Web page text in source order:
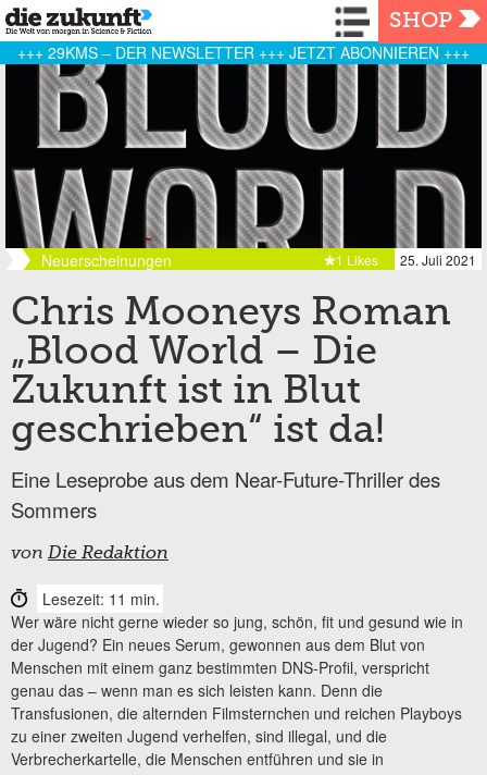
Navigation
SHOP
+++ 29KMS – DER NEWSLETTER +++ JETZT ABONNIEREN +++
Neuerscheinungen 25. Juli 2021
1 Likes
Chris Mooneys Roman
„Blood World – Die
Zukunft ist in Blut
geschrieben“ ist da!
Eine Leseprobe aus dem Near-Future-Thriller des
Sommers
von Die Redaktion
Lesezeit: 11 min.
Wer wäre nicht gerne wieder so jung, schön, fit und gesund wie in
der Jugend? Ein neues Serum, gewonnen aus dem Blut von
Menschen mit einem ganz bestimmten DNS-Profil, verspricht
genau das – wenn man es sich leisten kann. Denn die
Transfusionen, die alternden Filmsternchen und reichen Playboys
zu einer zweiten Jugend verhelfen, sind illegal, und die
Verbrecherkartelle, die Menschen entführen und sie in